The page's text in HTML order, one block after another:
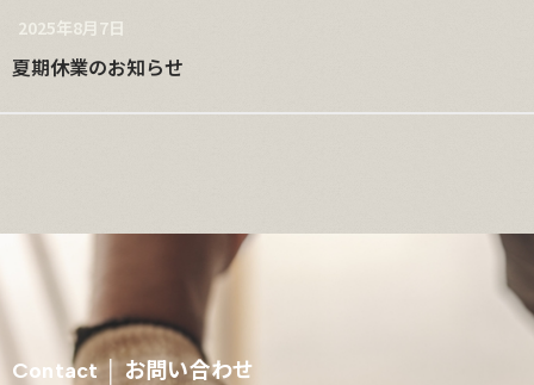
2025年8月7日
夏期休業のお知らせ
Contact │ お問い合わせ